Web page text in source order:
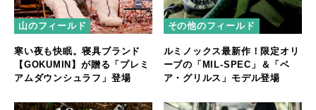
山のフィールド
寒い夜も快眠。寝具ブランド
【GOKUMIN】が贈る「プレミ
アムダウンシュラフ」登場
その他のフィールド
ルミノックス最新作！限定オリ
ーブの「MIL-SPEC」＆「ベ
ア・グリルス」モデル登場